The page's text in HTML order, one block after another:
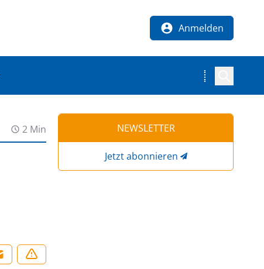
Anmelden
2 Min NEWSLETTER
Jetzt abonnieren